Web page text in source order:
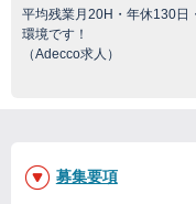
平均残業月20H・年休130日
環境です！
（Adecco求人）
募集要項